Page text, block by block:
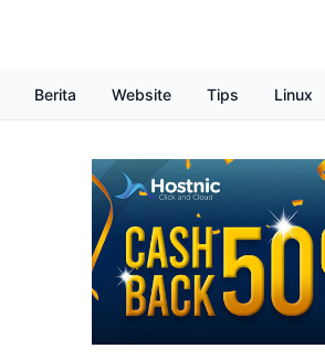
Berita Website Tips Linux